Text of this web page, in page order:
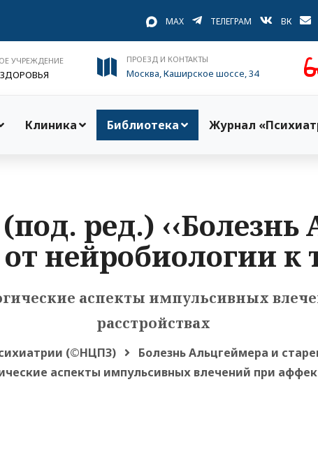
MAX ТЕЛЕГРАМ ВК
УЧРЕЖДЕНИЕ ПРОЕЗД И КОНТАКТЫ
Москва, Каширское шоссе, 34
Клиника Библиотека Журнал
ред.)
нейробиологии к
аспекты импульсивных
расстройствах
(©НЦПЗ)
Болезнь Альцгеймера и
аспекты импульсивных влечений при